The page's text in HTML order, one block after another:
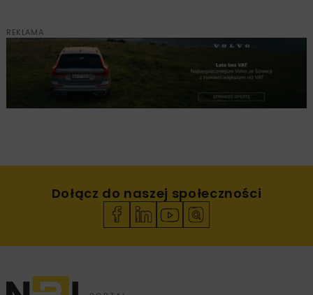
REKLAMA
Dołącz do naszej społeczności